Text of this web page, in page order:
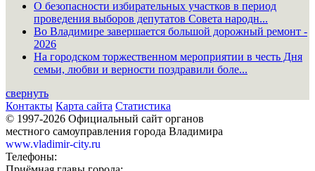
О безопасности избирательных участков в период
проведения выборов депутатов Совета народн...
Во Владимире завершается большой дорожный ремонт -
2026
На городском торжественном мероприятии в честь Дня
семьи, любви и верности поздравили боле...
свернуть
Контакты Карта сайта Статистика
© 1997-2026 Официальный сайт органов
местного самоуправления города Владимира
www.vladimir-city.ru
Телефоны: